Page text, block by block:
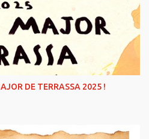
DE TERRASSA 2025 !